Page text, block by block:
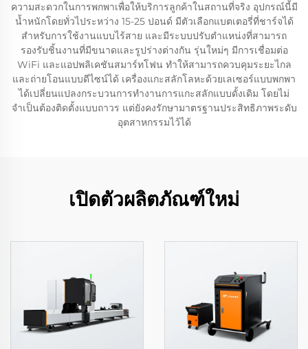
ความสะดวกในการพกพาเพื่อให้บริการลูกค้าในสถานที่จริง อุปกรณ์นี้มี
น้ำหนักโดยทั่วไประหว่าง 15-25 ปอนด์ มีตัวเลือกแบตเตอรี่ที่ชาร์จได้
สำหรับการใช้งานแบบไร้สาย และมีระบบปรับตำแหน่งที่สามารถ
รองรับชิ้นงานที่มีขนาดและรูปร่างต่างกัน รุ่นใหม่ๆ มีการเชื่อมต่อ
WiFi และแอปพลิเคชันสมาร์ทโฟน ทำให้สามารถควบคุมระยะไกล
และถ่ายโอนแบบดีไซน์ได้ เครื่องแกะสลักโลหะด้วยเลเซอร์แบบพกพา
ได้เปลี่ยนแปลงกระบวนการทำงานการแกะสลักแบบดั้งเดิม โดยไม่
จำเป็นต้องติดตั้งแบบถาวร แต่ยังคงรักษามาตรฐานประสิทธิภาพระดับ
อุตสาหกรรมไว้ได้
เปิดตัวผลิตภัณฑ์ใหม่